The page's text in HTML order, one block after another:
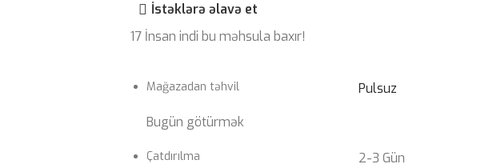
İstəklərə əlavə et
17 İnsan indi bu məhsula baxır!
Mağazadan təhvil
Bugün götürmək
Pulsuz
Çatdırılma
2-3 Gün